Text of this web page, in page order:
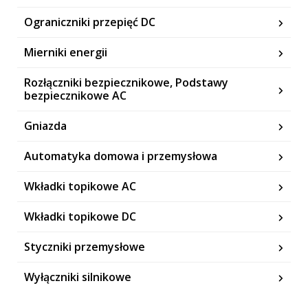
Ograniczniki przepięć DC
Mierniki energii
Rozłączniki bezpiecznikowe, Podstawy
bezpiecznikowe AC
Gniazda
Automatyka domowa i przemysłowa
Wkładki topikowe AC
Wkładki topikowe DC
Styczniki przemysłowe
Wyłączniki silnikowe